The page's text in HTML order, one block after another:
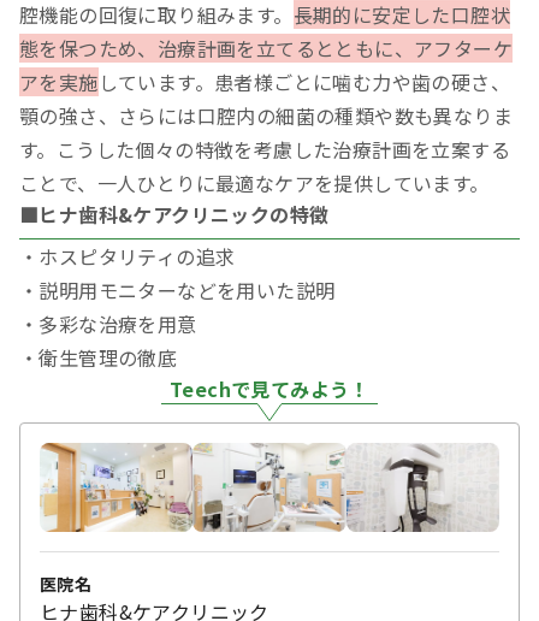
腔機能の回復に取り組みます。 長期的に安定した口腔状
態を保つため、治療計画を立てるとともに、アフターケ
アを実施 しています。患者様ごとに噛む力や歯の硬さ、
顎の強さ、さらには口腔内の細菌の種類や数も異なりま
す。こうした個々の特徴を考慮した治療計画を立案する
ことで、一人ひとりに最適なケアを提供しています。
■ヒナ歯科&ケアクリニックの特徴
・ホスピタリティの追求
・説明用モニターなどを用いた説明
・多彩な治療を⽤意
・衛⽣管理の徹底
Teechで見てみよう！
医院名
ヒナ歯科&ケアクリニック